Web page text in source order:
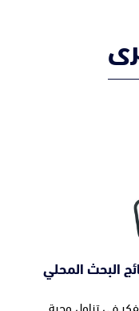
البحث المحلي
في تناول وجبة